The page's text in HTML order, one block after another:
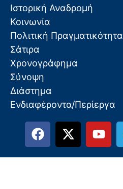
Ιστορική Αναδρομή
Κοινωνία
Πολιτική Πραγματικότητα
Σάτιρα
Χρονογράφημα
Σύνοψη
Διάστημα
Ενδιαφέροντα/Περίεργα